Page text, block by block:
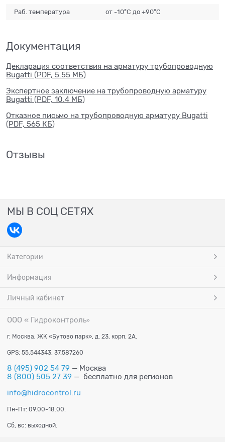
Раб. температура от -10°С до +90°С
Документация
Декларация соответствия на арматуру трубопроводную
Bugatti (PDF, 5.55 МБ)
Экспертное заключение на трубопроводную арматуру
Bugatti (PDF, 10.4 МБ)
Отказное письмо на трубопроводную арматуру Bugatti
(PDF, 565 КБ)
Отзывы
МЫ В СОЦ СЕТЯХ
Категории
Информация
Личный кабинет
ООО « Гидроконтроль»
г. Москва, ЖК «Бутово парк», д. 23, корп. 2А.
GPS: 55.544343, 37.587260
8 (495) 902 54 79 — Москва
8 (800) 505 27 39 — бесплатно для регионов
info@hidrocontrol.ru
Пн-Пт: 09.00-18.00.
Сб, вс: выходной.